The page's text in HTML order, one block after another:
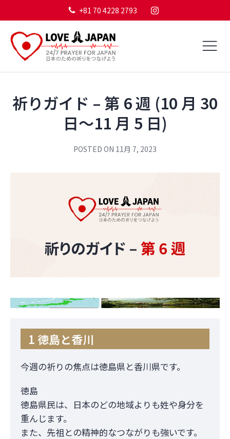
+81 70 4228 2793
祈りガイド – 第 6 週 (10 月 30
日～11 月 5 日)
POSTED ON 11月 7, 2023
1 徳島と香川
今週の祈りの焦点は徳島県と香川県です。
徳島
徳島県民は、日本のどの地域よりも姓や身分を
重んじます。
また、先祖との精神的なつながりも強いです。